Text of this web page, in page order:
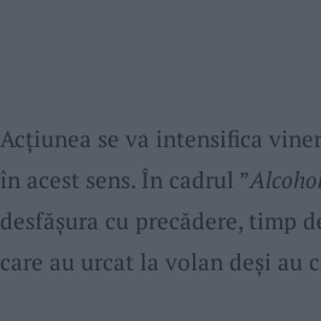
Acțiunea se va intensifica
în acest sens. În cadrul ”
desfășura cu precădere, timp
care au urcat la volan deși au